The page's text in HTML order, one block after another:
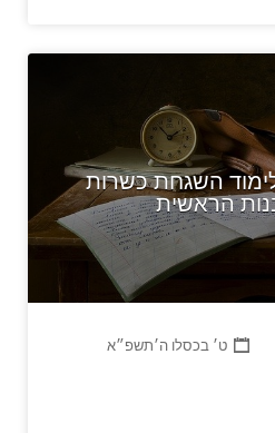
השגחת כשרות
הראשית
ט׳ בכסלו ה׳תשפ״א